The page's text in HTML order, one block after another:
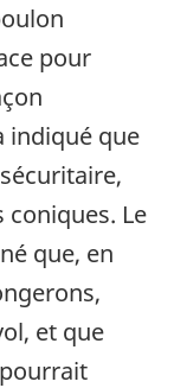
pour
indiqué que
Le
que, en
et que